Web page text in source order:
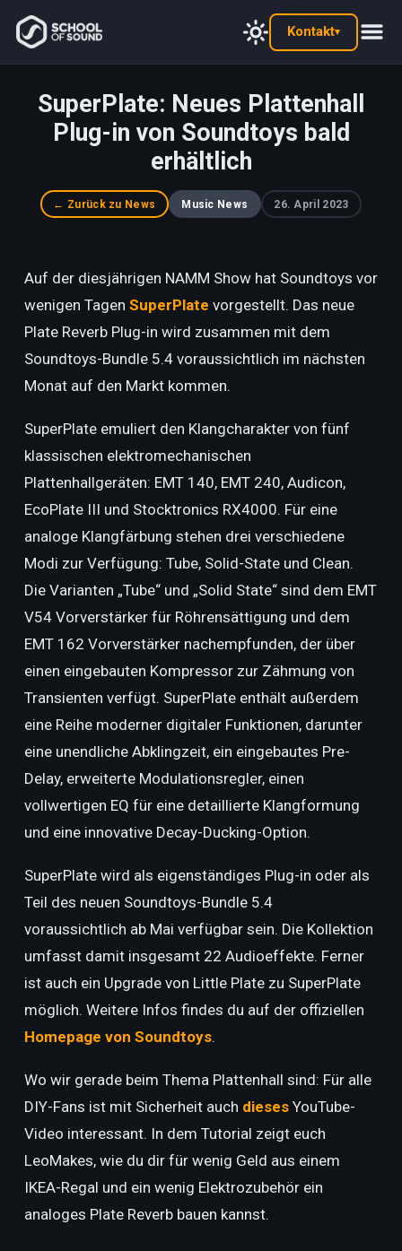
Kontakt▾
SuperPlate: Neues Plattenhall
Plug-in von Soundtoys bald
erhältlich
← Zurück zu News Music News 26. April 2023
Auf der diesjährigen NAMM Show hat Soundtoys vor
wenigen Tagen SuperPlate vorgestellt. Das neue
Plate Reverb Plug-in wird zusammen mit dem
Soundtoys-Bundle 5.4 voraussichtlich im nächsten
Monat auf den Markt kommen.
SuperPlate emuliert den Klangcharakter von fünf
klassischen elektromechanischen
Plattenhallgeräten: EMT 140, EMT 240, Audicon,
EcoPlate III und Stocktronics RX4000. Für eine
analoge Klangfärbung stehen drei verschiedene
Modi zur Verfügung: Tube, Solid-State und Clean.
Die Varianten „Tube“ und „Solid State“ sind dem EMT
V54 Vorverstärker für Röhrensättigung und dem
EMT 162 Vorverstärker nachempfunden, der über
einen eingebauten Kompressor zur Zähmung von
Transienten verfügt. SuperPlate enthält außerdem
eine Reihe moderner digitaler Funktionen, darunter
eine unendliche Abklingzeit, ein eingebautes Pre-
Delay, erweiterte Modulationsregler, einen
vollwertigen EQ für eine detaillierte Klangformung
und eine innovative Decay-Ducking-Option.
SuperPlate wird als eigenständiges Plug-in oder als
Teil des neuen Soundtoys-Bundle 5.4
voraussichtlich ab Mai verfügbar sein. Die Kollektion
umfasst damit insgesamt 22 Audioeffekte. Ferner
ist auch ein Upgrade von Little Plate zu SuperPlate
möglich. Weitere Infos findes du auf der offiziellen
Homepage von Soundtoys.
Wo wir gerade beim Thema Plattenhall sind: Für alle
DIY-Fans ist mit Sicherheit auch diesesYouTube-
Video interessant. In dem Tutorial zeigt euch
LeoMakes, wie du dir für wenig Geld aus einem
IKEA-Regal und ein wenig Elektrozubehör ein
analoges Plate Reverb bauen kannst.